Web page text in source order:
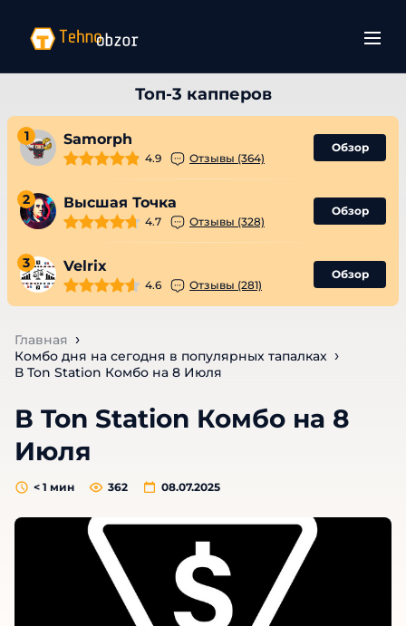
1 Samorph
4.9 Отзывы (364)
Обзор
2 Высшая Точка
4.7 Отзывы (328)
Обзор
3 Velrix
4.6 Отзывы (281)
Обзор
Главная
Комбо дня на сегодня в популярных тапалках
В Ton Station Комбо на 8 Июля
В Ton Station Комбо на 8
Июля
08.07.2025
< 1 мин 362